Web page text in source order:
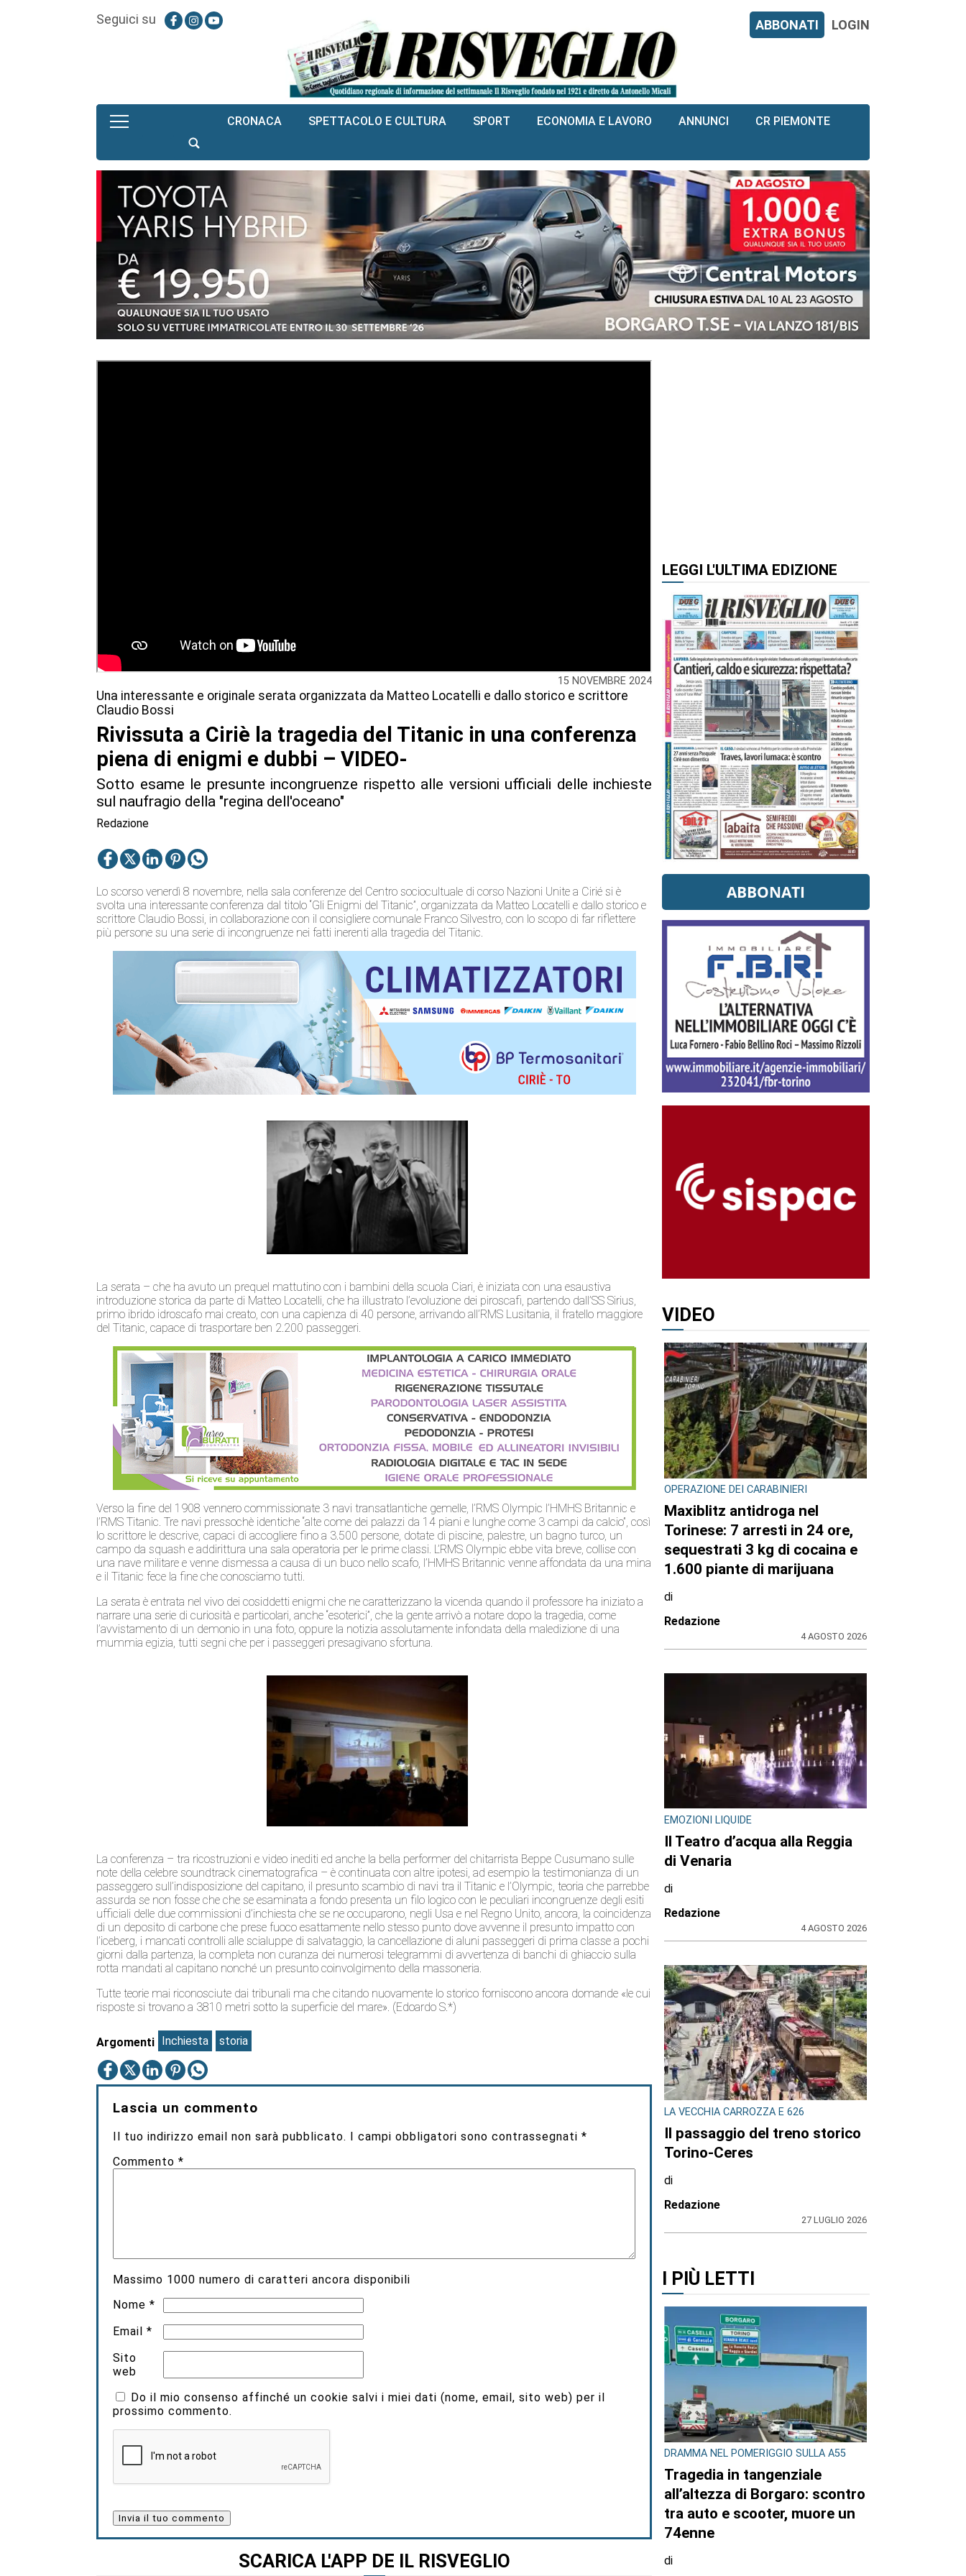
Seguici su ABBONATI LOGIN
CRONACA SPETTACOLO E CULTURA SPORT ECONOMIA E LAVORO ANNUNCI CR PIEMONTE
15 NOVEMBRE 2024
Una interessante e originale serata organizzata da Matteo Locatelli e dallo storico e scrittore
Claudio Bossi
Rivissuta a Ciriè la tragedia del Titanic in una conferenza
piena di enigmi e dubbi – VIDEO-
Sotto esame le presunte incongruenze rispetto alle versioni ufficiali delle inchieste
sul naufragio della "regina dell'oceano"
Redazione
Lo scorso venerdì 8 novembre, nella sala conferenze del Centro sociocultuale di corso Nazioni Unite a Cirié si è
svolta una interessante conferenza dal titolo “Gli Enigmi del Titanic”, organizzata da Matteo Locatelli e dallo storico e
scrittore Claudio Bossi, in collaborazione con il consigliere comunale Franco Silvestro, con lo scopo di far riflettere
più persone su una serie di incongruenze nei fatti inerenti alla tragedia del Titanic.
La serata – che ha avuto un prequel mattutino con i bambini della scuola Ciari, è iniziata con una esaustiva
introduzione storica da parte di Matteo Locatelli, che ha illustrato l’evoluzione dei piroscafi, partendo dall’SS Sirius,
primo ibrido idroscafo mai creato, con una capienza di 40 persone, arrivando all’RMS Lusitania, il fratello maggiore
del Titanic, capace di trasportare ben 2.200 passeggeri.
Verso la fine del 1908 vennero commissionate 3 navi transatlantiche gemelle, l’RMS Olympic l’HMHS Britannic e
l’RMS Titanic. Tre navi pressochè identiche “alte come dei palazzi da 14 piani e lunghe come 3 campi da calcio”, così
lo scrittore le descrive, capaci di accogliere fino a 3.500 persone, dotate di piscine, palestre, un bagno turco, un
campo da squash e addirittura una sala operatoria per le prime classi. L’RMS Olympic ebbe vita breve, collise con
una nave militare e venne dismessa a causa di un buco nello scafo, l’HMHS Britannic venne affondata da una mina
e il Titanic fece la fine che conosciamo tutti.
La serata è entrata nel vivo dei cosiddetti enigmi che ne caratterizzano la vicenda quando il professore ha iniziato a
narrare una serie di curiosità e particolari, anche “esoterici”, che la gente arrivò a notare dopo la tragedia, come
l’avvistamento di un demonio in una foto, oppure la notizia assolutamente infondata della maledizione di una
mummia egizia, tutti segni che per i passeggeri presagivano sfortuna.
La conferenza – tra ricostruzioni e video inediti ed anche la bella performer del chitarrista Beppe Cusumano sulle
note della celebre soundtrack cinematografica – è continuata con altre ipotesi, ad esempio la testimonianza di un
passeggero sull’indisposizione del capitano, il presunto scambio di navi tra il Titanic e l’Olympic, teoria che parrebbe
assurda se non fosse che che se esaminata a fondo presenta un filo logico con le peculiari incongruenze degli esiti
ufficiali delle due commissioni d’inchiesta che se ne occuparono, negli Usa e nel Regno Unito, ancora, la coincidenza
di un deposito di carbone che prese fuoco esattamente nello stesso punto dove avvenne il presunto impatto con
l’iceberg, i mancati controlli alle scialuppe di salvataggio, la cancellazione di aluni passeggeri di prima classe a pochi
giorni dalla partenza, la completa non curanza dei numerosi telegrammi di avvertenza di banchi di ghiaccio sulla
rotta mandati al capitano nonché un presunto coinvolgimento della massoneria.
Tutte teorie mai riconosciute dai tribunali ma che citando nuovamente lo storico forniscono ancora domande «le cui
risposte si trovano a 3810 metri sotto la superficie del mare». (Edoardo S.*)
Argomenti Inchiesta storia
Lascia un commento
Il tuo indirizzo email non sarà pubblicato. I campi obbligatori sono contrassegnati*
Commento*
Massimo 1000 numero di caratteri ancora disponibili
Nome*
Email*
Sito
web
Do il mio consenso affinché un cookie salvi i miei dati (nome, email, sito web) per il
prossimo commento.
SCARICA L'APP DE IL RISVEGLIO
LEGGI L'ULTIMA EDIZIONE
ABBONATI
VIDEO
OPERAZIONE DEI CARABINIERI
Maxiblitz antidroga nel
Torinese: 7 arresti in 24 ore,
sequestrati 3 kg di cocaina e
1.600 piante di marijuana
di
Redazione
4 AGOSTO 2026
EMOZIONI LIQUIDE
Il Teatro d’acqua alla Reggia
di Venaria
di
Redazione
4 AGOSTO 2026
LA VECCHIA CARROZZA E 626
Il passaggio del treno storico
Torino-Ceres
di
Redazione
27 LUGLIO 2026
I PIÙ LETTI
DRAMMA NEL POMERIGGIO SULLA A55
Tragedia in tangenziale
all’altezza di Borgaro: scontro
tra auto e scooter, muore un
74enne
di